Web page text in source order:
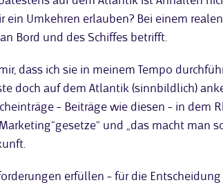
Umkehren erlauben? Bei einem
Bord und des Schiffes betrifft.
dass ich sie in meinem Tempo
doch auf dem Atlantik (sinnbildlich)
– Beiträge wie diesen – in dem
und „das macht man
erfüllen – für die